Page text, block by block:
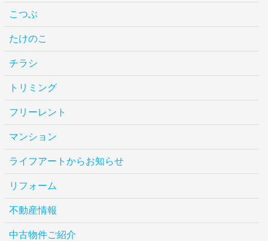
こつぶ
たけのこ
チラシ
トリミング
フリーレント
マンション
ライフアートからお知らせ
リフォーム
不動産情報
中古物件ご紹介